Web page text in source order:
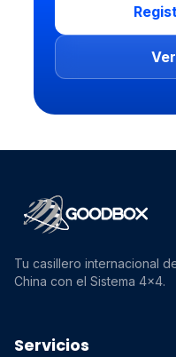
Tu casillero internacional
China con el Sistema 4x4.
Servicios